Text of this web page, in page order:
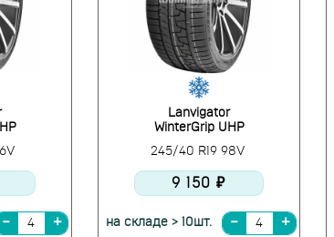
Lanvigator
WinterGrip UHP
245/40 R19 98V
9 150 ₽
на складе > 10шт.